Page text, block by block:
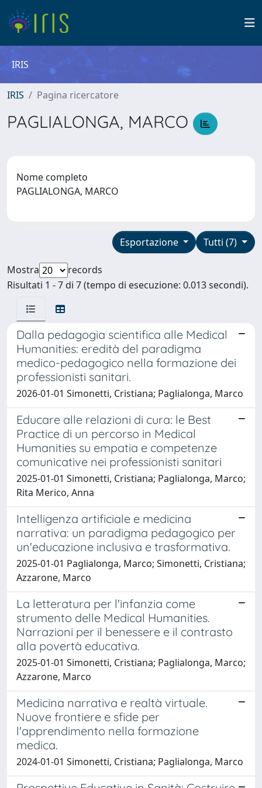
IRIS
IRIS Pagina ricercatore
PAGLIALONGA, MARCO
Nome completo
PAGLIALONGA, MARCO
Tutti (7)
Esportazione
Mostra
records
Risultati 1 - 7 di 7 (tempo di esecuzione: 0.013 secondi).
Dalla pedagogia scientifica alle Medical
Humanities: eredità del paradigma
medico-pedagogico nella formazione dei
professionisti sanitari.
2026-01-01 Simonetti, Cristiana; Paglialonga, Marco
Educare alle relazioni di cura: le Best
Practice di un percorso in Medical
Humanities su empatia e competenze
comunicative nei professionisti sanitari
2025-01-01 Simonetti, Cristiana; Paglialonga, Marco;
Rita Merico, Anna
Intelligenza artificiale e medicina
narrativa: un paradigma pedagogico per
un'educazione inclusiva e trasformativa.
2025-01-01 Paglialonga, Marco; Simonetti, Cristiana;
Azzarone, Marco
La letteratura per l'infanzia come
strumento delle Medical Humanities.
Narrazioni per il benessere e il contrasto
alla povertà educativa.
2025-01-01 Simonetti, Cristiana; Paglialonga, Marco;
Azzarone, Marco
Medicina narrativa e realtà virtuale.
Nuove frontiere e sfide per
l'apprendimento nella formazione
medica.
2024-01-01 Simonetti, Cristiana; Paglialonga, Marco